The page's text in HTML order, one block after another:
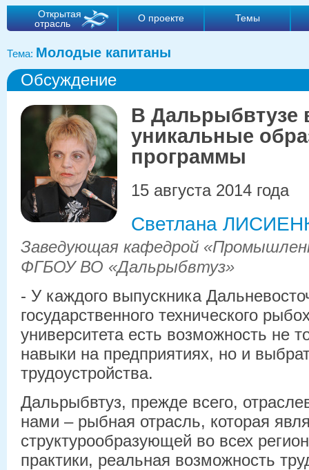
Открытая
отрасль
О проекте Темы
Тема: Молодые капитаны
Обсуждение
В Дальрыбвтузе
уникальные
программы
15 августа 2014 года
Светлана
Заведующая кафедрой
ФГБОУ ВО «Дальрыбвтуз»
- У каждого выпускника
государственного технического
университета есть возможность не
навыки на предприятиях, но и
трудоустройства.
Дальрыбвтуз, прежде всего,
нами – рыбная отрасль, которая
структурообразующей во всех
практики, реальная возможность